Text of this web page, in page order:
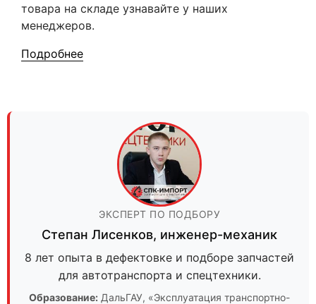
товара на складе узнавайте у наших
менеджеров.
Подробнее
ЭКСПЕРТ ПО ПОДБОРУ
Степан Лисенков, инженер-механик
8 лет опыта в дефектовке и подборе запчастей
для автотранспорта и спецтехники.
Образование: ДальГАУ, «Эксплуатация транспортно-